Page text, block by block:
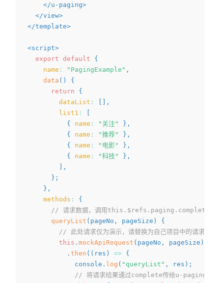
</u-paging>
</view>
</template>
<script>
export default
{
name : "PagingExample" ,
data ( )
{
return
{
dataList :
,
list1 :
{
name : "关注" } ,
{
name : "推荐" } ,
{
name : "电影" } ,
{
name : "科技" } ,
,
} ;
} ,
methods :
{
// 请求数据，调用this.$refs.paging.complete()方
queryList ( pageNo , pageSize )
{
// 此处请求仅为演示，请替换为自己项目中的请求
this . mockApiRequest ( pageNo , pageSize )
. then ( ( res ) =>
{
            console
. log ( "queryList" , res ) ;
// 将请求结果通过complete传给u-paging处理